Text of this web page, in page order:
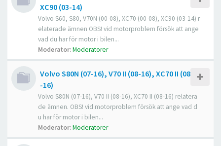
XC90 (03-14)
Volvo S60, S80, V70N (00-08), XC70 (00-08), XC90 (03-14) r
elaterade ämnen OBS! vid motorproblem försök att ange
vad du har för motor i bilen...
Moderator:Moderatorer
Volvo S80N (07-16), V70 II (08-16), XC70 II (08
-16)
Volvo S80N (07-16), V70 II (08-16), XC70 II (08-16) relatera
de ämnen. OBS! vid motorproblem försök att ange vad d
u har för motor i bilen...
Moderator:Moderatorer